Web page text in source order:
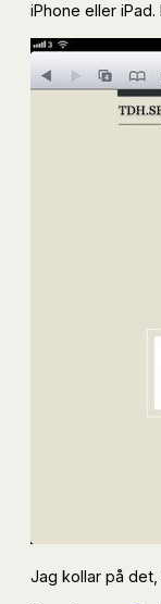
iPhone eller
Jag kollar på det,